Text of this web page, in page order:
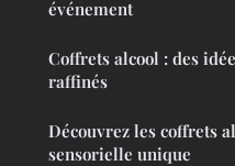
événement
Coffrets alcool : des
raffinés
Découvrez les coffrets
sensorielle unique